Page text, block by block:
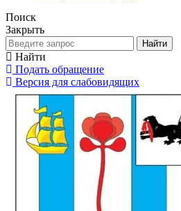
Поиск
Закрыть
Найти
Найти
Подать обращение
Версия для слабовидящих